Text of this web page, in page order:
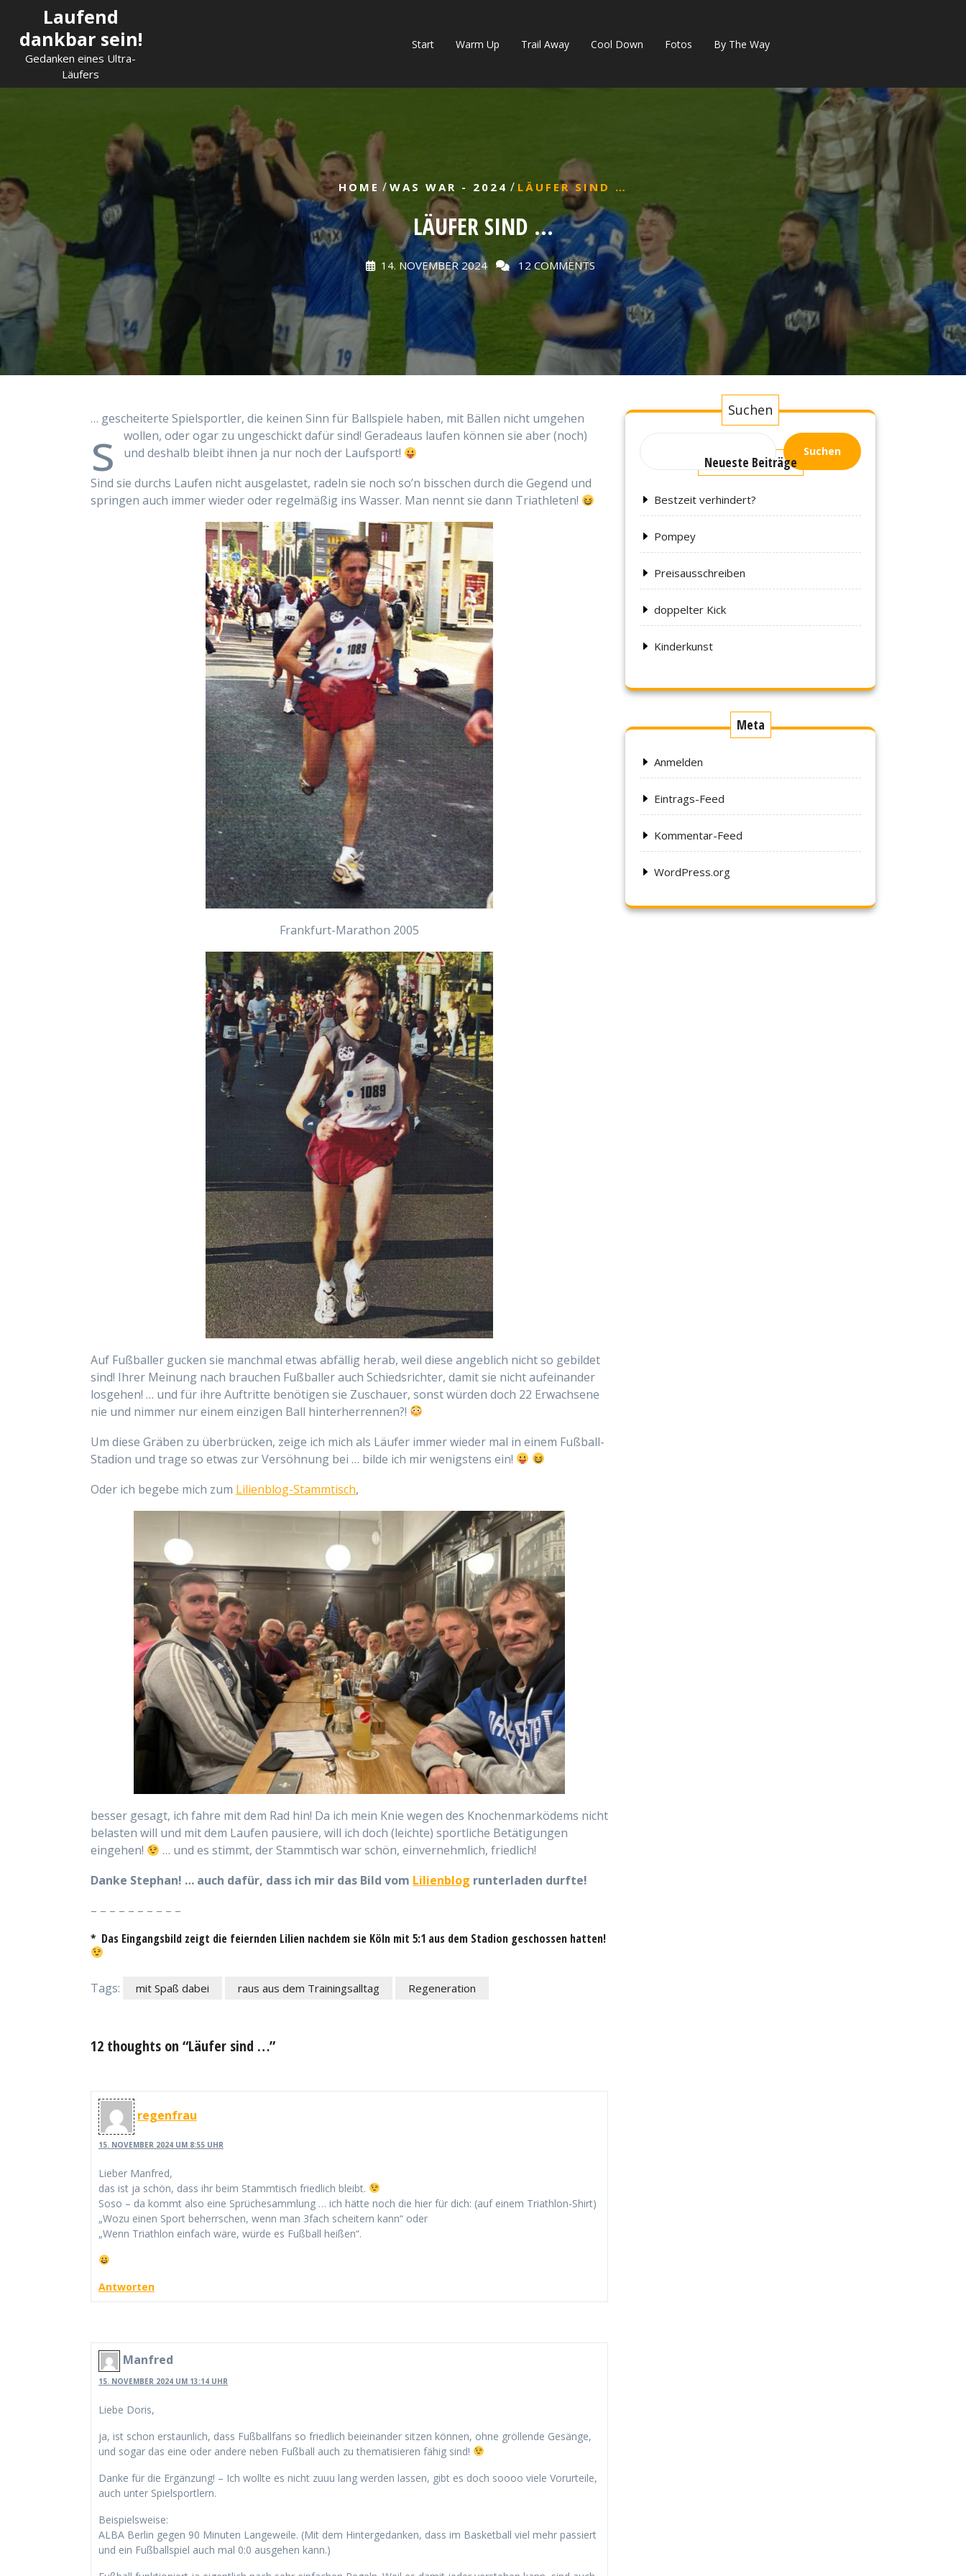
content
Laufend
dankbar sein!
Gedanken eines Ultra-
Läufers
Start Warm Up Trail Away Cool Down Fotos By The Way
HOME / WAS WAR - 2024 / LÄUFER SIND …
LÄUFER SIND …
14. NOVEMBER 2024 12 COMMENTS
… gescheiterte Spielsportler, die keinen Sinn für Ballspiele haben, mit Bällen nicht umgehen
wollen, oder
s ogar zu ungeschicktdafürsind! Geradeaus laufen können sie aber (noch)
und deshalb bleibt ihnen ja nur noch der Laufsport!
Sind sie durchs Laufen nicht ausgelastet, radeln sie noch so’n bisschen durch die Gegend und
springen auch immer wieder oder regelmäßig ins Wasser. Man nennt sie dann Triathleten!
Frankfurt-Marathon 2005
Auf Fußballer gucken sie manchmal etwas abfällig herab, weil diese angeblich nicht so gebildet
sind! Ihrer Meinung nach brauchen Fußballer auch Schiedsrichter, damit sie nicht aufeinander
losgehen! … und für ihre Auftritte benötigen sie Zuschauer, sonst würden doch 22 Erwachsene
nie und nimmer nur einem einzigen Ball hinterherrennen?!
Um diese Gräben zu überbrücken, zeige ich mich als Läufer immer wieder mal in einem Fußball-
Stadion und trage so etwas zur Versöhnung bei … bilde ich mir wenigstens ein!
Oder ich begebe mich zum Lilienblog-Stammtisch,
besser gesagt, ich fahre mit dem Rad hin! Da ich mein Knie wegen des Knochenmarködems nicht
belasten will und mit dem Laufen pausiere, will ich doch (leichte) sportliche Betätigungen
eingehen!
… und es stimmt, der Stammtisch war schön, einvernehmlich, friedlich!
Danke Stephan! … auch dafür, dass ich mir das Bild vom Lilienblog runterladen durfte!
– – – – – – – – – –
* Das Eingangsbild zeigt die feiernden Lilien nachdem sie Köln mit 5:1 aus dem Stadion geschossen hatten!
Tags: mit Spaß dabei raus aus dem Trainingsalltag Regeneration
12 thoughts on “Läufer sind …”
regenfrau
15. NOVEMBER 2024 UM 8:55 UHR
Lieber Manfred,
das ist ja schön, dass ihr beim Stammtisch friedlich bleibt.
Soso – da kommt also eine Sprüchesammlung … ich hätte noch die hier für dich: (auf einem Triathlon-Shirt)
„Wozu einen Sport beherrschen, wenn man 3fach scheitern kann“ oder
„Wenn Triathlon einfach wäre, würde es Fußball heißen“.
Antworten
Manfred
15. NOVEMBER 2024 UM 13:14 UHR
Liebe Doris,
ja, ist schon erstaunlich, dass Fußballfans so friedlich beieinander sitzen können, ohne gröllende Gesänge,
und sogar das eine oder andere neben Fußball auch zu thematisieren fähig sind!
Danke für die Ergänzung! – Ich wollte es nicht zuuu lang werden lassen, gibt es doch soooo viele Vorurteile,
auch unter Spielsportlern.
Beispielsweise:
ALBA Berlin gegen 90 Minuten Langeweile. (Mit dem Hintergedanken, dass im Basketball viel mehr passiert
und ein Fußballspiel auch mal 0:0 ausgehen kann.)
Suchen
Suchen
Neueste Beiträge
Bestzeit verhindert?
Pompey
Preisausschreiben
doppelter Kick
Kinderkunst
Meta
Anmelden
Eintrags-Feed
Kommentar-Feed
WordPress.org